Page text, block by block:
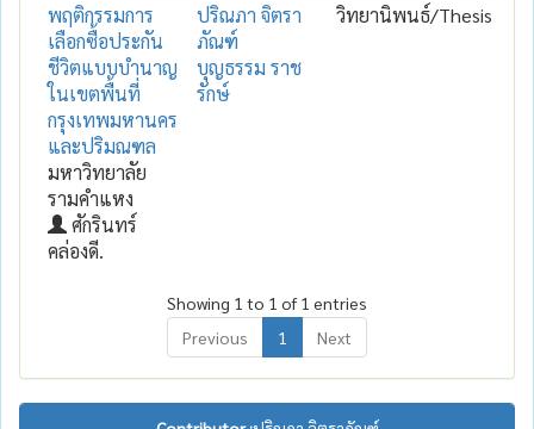
พฤติกรรมการ
เลือกซื้อประกัน
ชีวิตแบบบำนาญ
ในเขตพื้นที่
กรุงเทพมหานคร
และปริมณฑล
มหาวิทยาลัย
รามคำแหง
ศักรินทร์
คล่องดี.
ปริณภา จิตรา
ภัณฑ์
บุญธรรม ราช
รักษ์
วิทยานิพนธ์/Thesis
Showing 1 to 1 of 1 entries
Previous
1 Next